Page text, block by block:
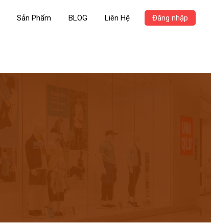
Sản Phẩm BLOG Liên Hệ Đăng nhập